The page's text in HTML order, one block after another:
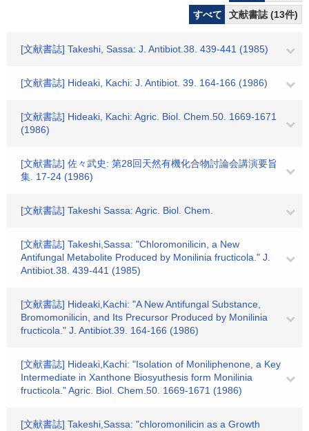
すべて
文献書誌 (13件)
[文献書誌] Takeshi, Sassa: J. Antibiot.38. 439-441 (1985)
[文献書誌] Hideaki, Kachi: J. Antibiot. 39. 164-166 (1986)
[文献書誌] Hideaki, Kachi: Agric. Biol. Chem.50. 1669-1671
(1986)
[文献書誌] 佐々武史: 第28回天然有機化合物討論会講演要旨
集. 17-24 (1986)
[文献書誌] Takeshi Sassa: Agric. Biol. Chem.
[文献書誌] Takeshi,Sassa: "Chloromonilicin, a New
Antifungal Metabolite Produced by Monilinia fructicola." J.
Antibiot.38. 439-441 (1985)
[文献書誌] Hideaki,Kachi: "A New Antifungal Substance,
Bromomonilicin, and Its Precursor Produced by Monilinia
fructicola." J. Antibiot.39. 164-166 (1986)
[文献書誌] Hideaki,Kachi: "Isolation of Moniliphenone, a Key
Intermediate in Xanthone Biosyuthesis form Monilinia
fructicola." Agric. Biol. Chem.50. 1669-1671 (1986)
[文献書誌] Takeshi,Sassa: "chloromonilicin as a Growth